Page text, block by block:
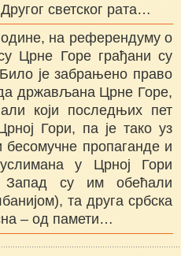
светског рата…
на референдуму о
Црне Горе грађани су
је забрањено право
држављана Црне Горе,
који последњих пет
Гори, па је тако уз
бесомучне пропаганде и
у Црној Гори
Запад су им обећали
та друга србска
– од памети…